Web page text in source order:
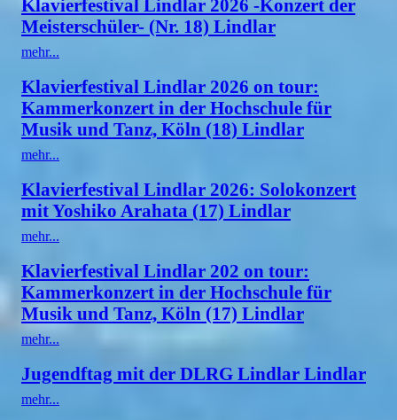
Klavierfestival Lindlar 2026 -Konzert der
Meisterschüler- (Nr. 18) Lindlar
mehr...
Klavierfestival Lindlar 2026 on tour:
Kammerkonzert in der Hochschule für
Musik und Tanz, Köln (18) Lindlar
mehr...
Klavierfestival Lindlar 2026: Solokonzert
mit Yoshiko Arahata (17) Lindlar
mehr...
Klavierfestival Lindlar 202 on tour:
Kammerkonzert in der Hochschule für
Musik und Tanz, Köln (17) Lindlar
mehr...
Jugendftag mit der DLRG Lindlar Lindlar
mehr...